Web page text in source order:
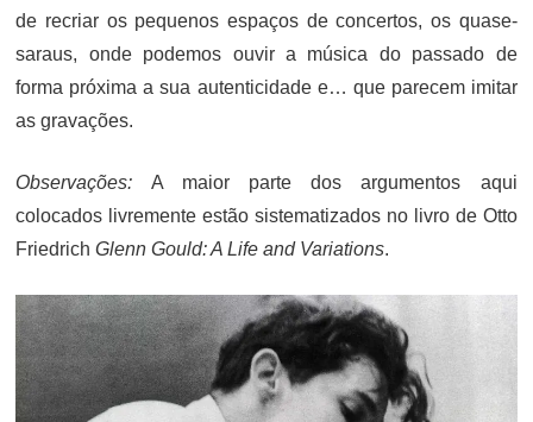
de recriar os pequenos espaços de concertos, os quase-
saraus, onde podemos ouvir a música do passado de
forma próxima a sua autenticidade e… que parecem imitar
as gravações.
Observações: A maior parte dos argumentos aqui
colocados livremente estão sistematizados no livro de Otto
FriedrichGlenn Gould: A Life and Variations.